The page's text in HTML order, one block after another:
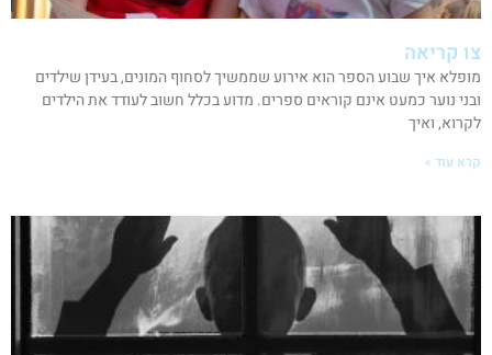
צו קריאה
מופלא איך שבוע הספר הוא אירוע שממשיך לסחוף המונים, בעידן שילדים
ובני נוער כמעט אינם קוראים ספרים. מדוע בכלל חשוב לעודד את הילדים
לקרוא, ואיך
קרא עוד »